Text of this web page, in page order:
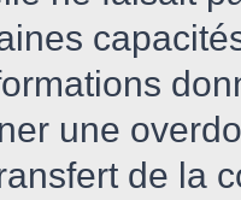
une
de la